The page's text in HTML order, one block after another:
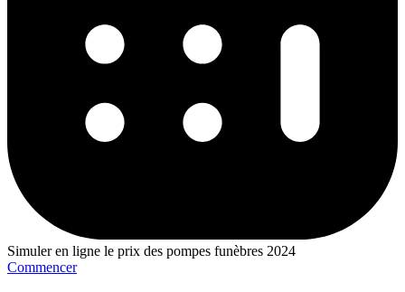
Simuler en ligne le prix des pompes funèbres 2024
Commencer